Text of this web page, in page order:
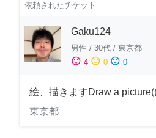
依頼されたチケット
Gaku124
男性 / 30代 / 東京都
sentiment_satisfied 4 sentiment_neutral 0 sentiment_dissatisfied 0
絵、描きますDraw a
東京都